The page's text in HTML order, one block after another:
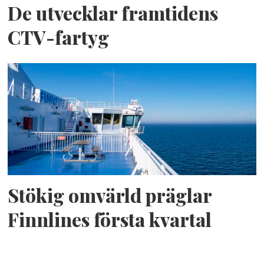
De utvecklar framtidens
CTV-fartyg
Stökig omvärld präglar
Finnlines första kvartal